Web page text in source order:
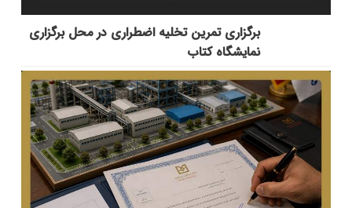
برگزاری تمرین تخلیه اضطراری در محل برگزاری
نمایشگاه کتاب